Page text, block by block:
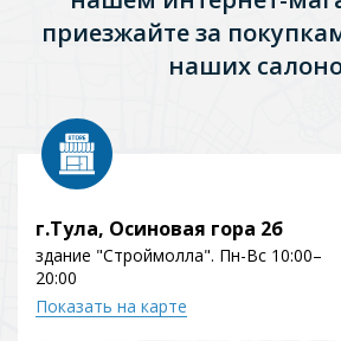
приезжайте за
наших
г.Тула, Осиновая гора 2б
здание "Строймолла". Пн-Вс 10:00–
20:00
Показать на карте